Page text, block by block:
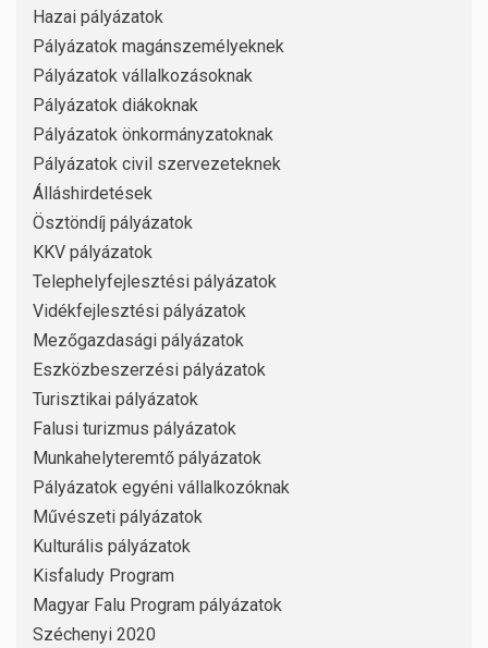
Hazai pályázatok
Pályázatok magánszemélyeknek
Pályázatok vállalkozásoknak
Pályázatok diákoknak
Pályázatok önkormányzatoknak
Pályázatok civil szervezeteknek
Álláshirdetések
Ösztöndíj pályázatok
KKV pályázatok
Telephelyfejlesztési pályázatok
Vidékfejlesztési pályázatok
Mezőgazdasági pályázatok
Eszközbeszerzési pályázatok
Turisztikai pályázatok
Falusi turizmus pályázatok
Munkahelyteremtő pályázatok
Pályázatok egyéni vállalkozóknak
Művészeti pályázatok
Kulturális pályázatok
Kisfaludy Program
Magyar Falu Program pályázatok
Széchenyi 2020